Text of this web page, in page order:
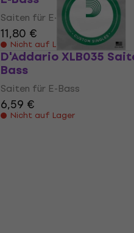
Saiten für E-Bass
11,80 €
Nicht auf Lager
D'Addario XLB035
Bass
Saiten für E-Bass
6,59 €
Nicht auf Lager